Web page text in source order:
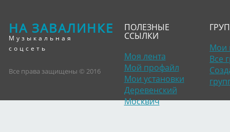
НА ЗАВАЛИНКЕ
Музыкальная
соцсеть
Все права защищены © 2016
ПОЛЕЗНЫЕ
ССЫЛКИ
Моя лента
Мой профайл
Мои установки
Деревенский
Москвич
Мои
Все